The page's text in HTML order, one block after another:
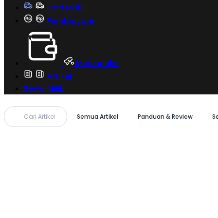
Cari Mobil
Pembiayaan
MoInspeksi
Artikel
Sewa Milik
Cari Artikel Semua Artikel Panduan & Review